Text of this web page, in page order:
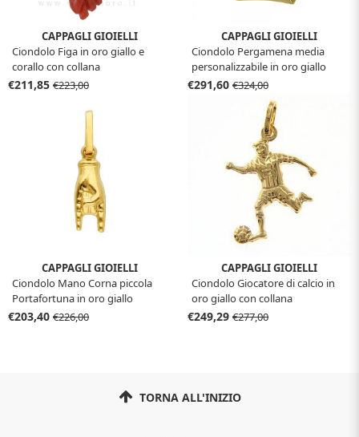
CAPPAGLI GIOIELLI
Ciondolo Figa in oro giallo e
corallo con collana
€211,85 €223,00
CAPPAGLI GIOIELLI
Ciondolo Pergamena media
personalizzabile in oro giallo
14x17 mm
€291,60 €324,00
CAPPAGLI GIOIELLI
Ciondolo Mano Corna piccola
Portafortuna in oro giallo
€203,40 €226,00
CAPPAGLI GIOIELLI
Ciondolo Giocatore di calcio in
oro giallo con collana
€249,29 €277,00
TORNA ALL'INIZIO